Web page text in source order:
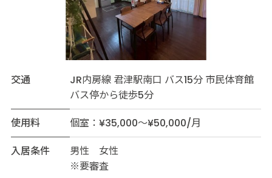
交通
JR内房線 君津駅南口 バス15分 市民体育館
バス停から徒歩5分
使用料
個室：¥35,000～¥50,000/月
入居条件
男性 女性
※要審査